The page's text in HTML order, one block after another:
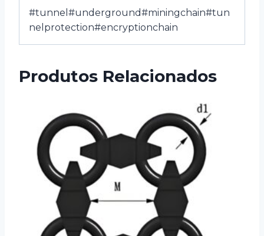
#tunnel#underground#miningchain#tun
nelprotection#encryptionchain
Produtos Relacionados